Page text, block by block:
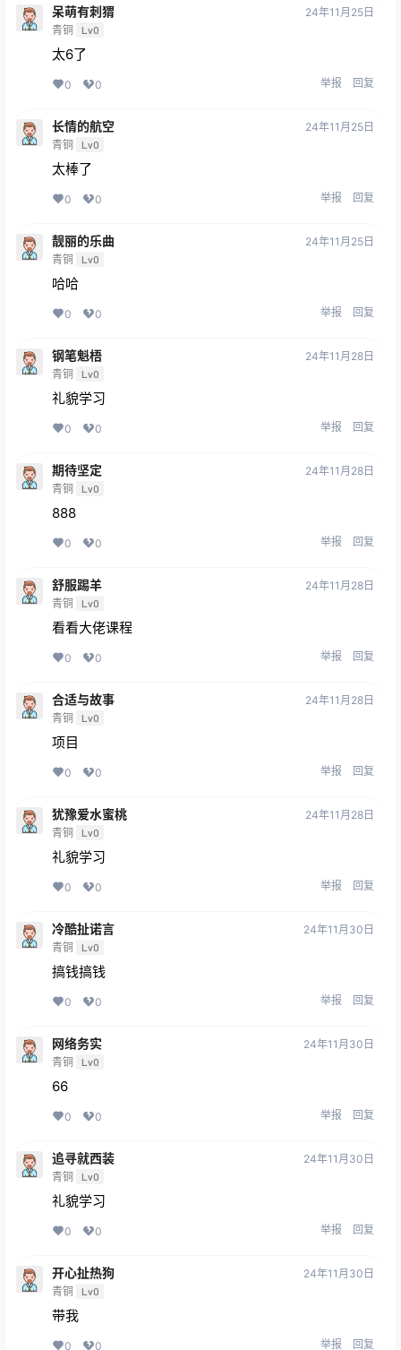
呆萌有刺猬
青铜 Lv0
24年11月25日
太6了
0 0 举报 回复
长情的航空
青铜 Lv0
24年11月25日
太棒了
0 0 举报 回复
靓丽的乐曲
青铜 Lv0
24年11月25日
哈哈
0 0 举报 回复
钢笔魁梧
青铜 Lv0
24年11月28日
礼貌学习
0 0 举报 回复
期待坚定
青铜 Lv0
24年11月28日
888
0 0 举报 回复
舒服踢羊
青铜 Lv0
24年11月28日
看看大佬课程
0 0 举报 回复
合适与故事
青铜 Lv0
24年11月28日
项目
0 0 举报 回复
犹豫爱水蜜桃
青铜 Lv0
24年11月28日
礼貌学习
0 0 举报 回复
冷酷扯诺言
青铜 Lv0
24年11月30日
搞钱搞钱
0 0 举报 回复
网络务实
青铜 Lv0
24年11月30日
66
0 0 举报 回复
追寻就西装
青铜 Lv0
24年11月30日
礼貌学习
0 0 举报 回复
开心扯热狗
青铜 Lv0
24年11月30日
带我
0 0 举报 回复